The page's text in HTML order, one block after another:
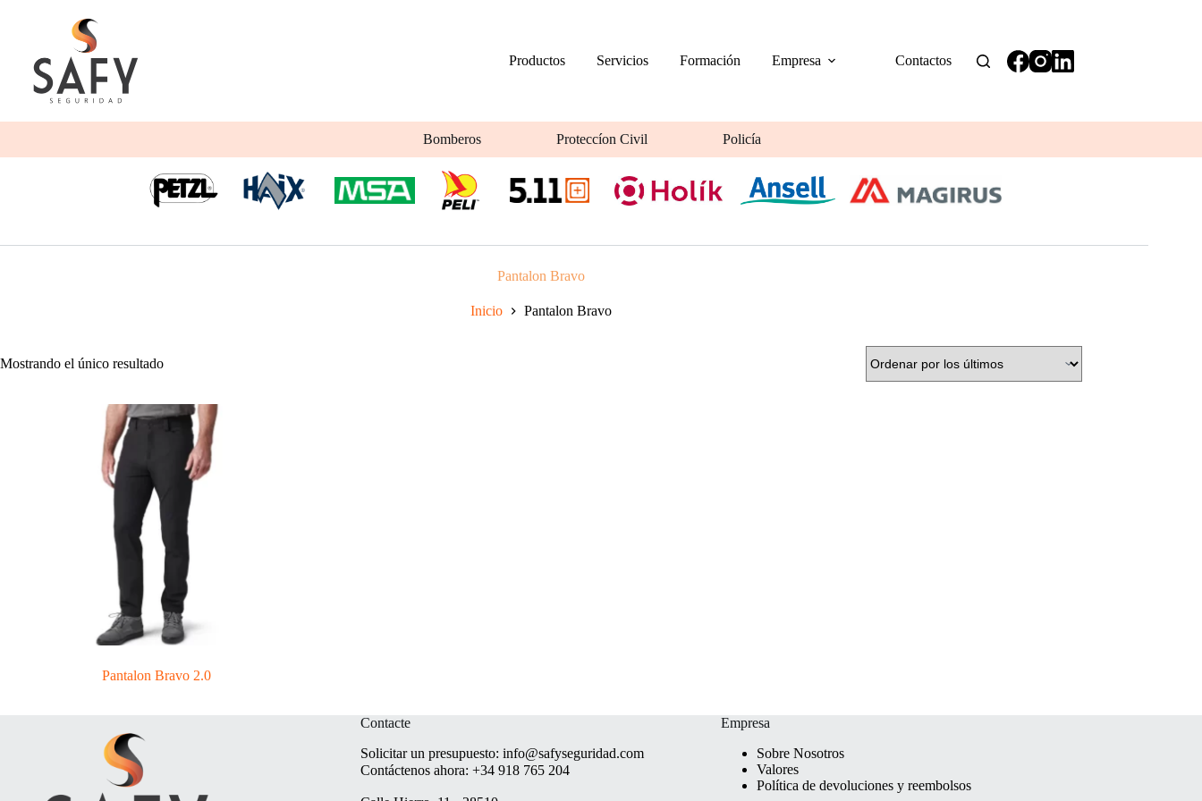
Productos
Servicios Formación Empresa Contactos
Bomberos Proteccíon Civil Policía
Pantalon Bravo
Inicio Pantalon Bravo
Mostrando el único resultado
Pantalon Bravo 2.0
Contacte
Solicitar un presupuesto:info@safyseguridad.com
Contáctenos ahora:+34 918 765 204
Empresa
Sobre Nosotros
Valores
Política de devoluciones y reembolsos